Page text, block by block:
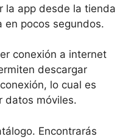
la app desde la tienda
en pocos segundos.
conexión a internet
descargar
lo cual es
datos móviles.
Encontrarás